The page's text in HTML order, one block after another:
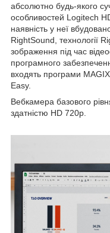
абсолютно будь-якого
особливостей Logitech
наявність у неї
RightSound, технології
зображення під час
програмного
входять програми
Easy.
Вебкамера базового
здатністю HD 720p.